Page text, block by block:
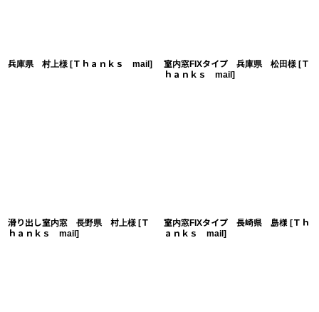
兵庫県 村上様 [Ｔｈａｎｋｓ mail ] 室内窓FIXタイプ 兵庫県 松田様 [Ｔ
ｈａｎｋｓ mail ]
滑り出し室内窓 長野県 村上様 [Ｔ
ｈａｎｋｓ mail ]
室内窓FIXタイプ 長崎県 島様 [Ｔｈ
ａｎｋｓ mail ]